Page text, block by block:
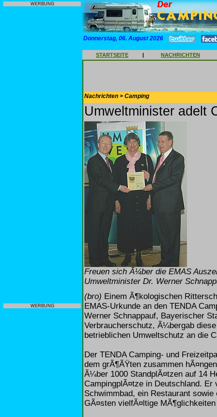
WERBUNG
WERBUNG
Donnerstag, 06. August 2026
STARTSEITE | NACHRICHTEN
Nachrichten > Camping
Umweltminister adelt
Freuen sich Ã¼ber die EMAS
Umweltminister Dr. Werner
(bro) Einem Ã¶kologischen
EMAS-Urkunde an den TENDA
Werner Schnappauf, Bayerischer
Verbraucherschutz, Ã¼bergab
betrieblichen Umweltschutz an die
Der TENDA Camping- und
dem grÃ¶ÃŸten zusammen
Ã¼ber 1000 StandplÃ¤tzen auf 14
CampingplÃ¤tze in Deutschland.
Schwimmbad, ein Restaurant
GÃ¤sten vielfÃ¤ltige